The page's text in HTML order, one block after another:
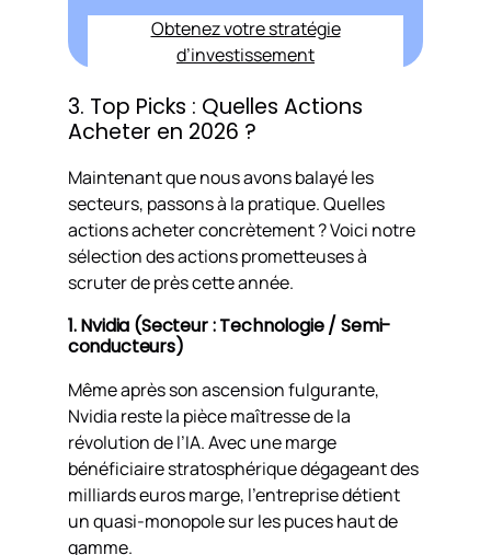
Obtenez votre stratégie
d’investissement
3. Top Picks : Quelles Actions
Acheter en 2026 ?
Maintenant que nous avons balayé les
secteurs, passons à la pratique. Quelles
actions acheter concrètement ? Voici notre
sélection des actions prometteuses à
scruter de près cette année.
1. Nvidia (Secteur : Technologie / Semi-
conducteurs)
Même après son ascension fulgurante,
Nvidia reste la pièce maîtresse de la
révolution de l’IA. Avec une marge
bénéficiaire stratosphérique dégageant des
milliards euros marge, l’entreprise détient
un quasi-monopole sur les puces haut de
gamme.